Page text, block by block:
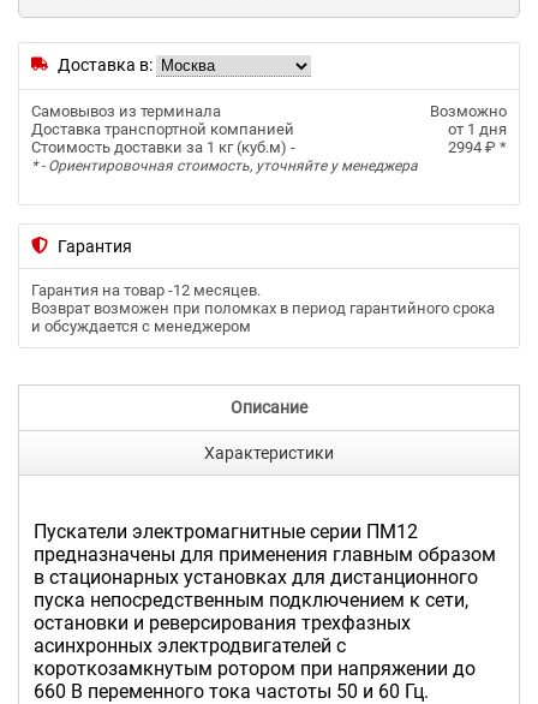
Доставка в:
Самовывоз из терминала
Возможно
Доставка транспортной компанией
от 1 дня
Стоимость доставки за 1 кг (куб.м) -
2994 ₽ *
* - Ориентировочная стоимость, уточняйте у менеджера
Гарантия
Гарантия на товар -12 месяцев.
Возврат возможен при поломках в период гарантийного срока
и обсуждается с менеджером
Описание
Характеристики
Пускатели электромагнитные серии ПМ12
предназначены для применения главным образом
в стационарных установках для дистанционного
пуска непосредственным подключением к сети,
остановки и реверсирования трехфазных
асинхронных электродвигателей с
короткозамкнутым ротором при напряжении до
660 В переменного тока частоты 50 и 60 Гц.